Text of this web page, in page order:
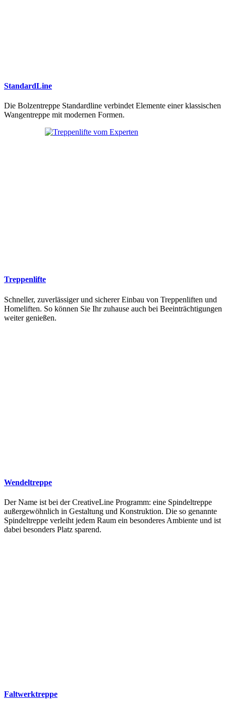
StandardLine
Die Bolzentreppe Standardline verbindet Elemente einer klassischen
Wangentreppe mit modernen Formen.
Treppenlifte
Schneller, zuverlässiger und sicherer Einbau von Treppenliften und
Homeliften. So können Sie Ihr zuhause auch bei Beeinträchtigungen
weiter genießen.
Wendeltreppe
Der Name ist bei der CreativeLine Programm: eine Spindeltreppe
außergewöhnlich in Gestaltung und Konstruktion. Die so genannte
Spindeltreppe verleiht jedem Raum ein besonderes Ambiente und ist
dabei besonders Platz sparend.
Faltwerktreppe